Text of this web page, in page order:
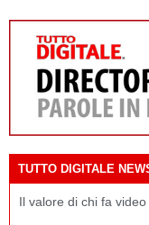
TUTTO DIGITALE
Il valore di chi fa video